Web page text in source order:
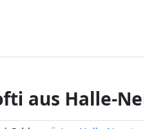
aus Halle-